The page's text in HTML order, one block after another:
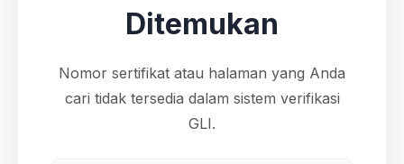
Ditemukan
Nomor sertifikat atau halaman yang Anda
cari tidak tersedia dalam sistem verifikasi
GLI.